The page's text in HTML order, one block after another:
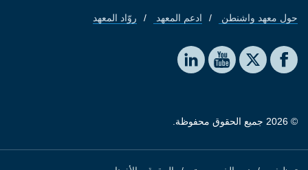
Footer quick links
حول معهد واشنطن ادعم المعهد روّاد المعهد
Social media
The Washington Institute on Facebook
The Washington Institute on X
The Washington Institute on YouTube
The Washington Institute on LinkedIn
© 2026 جميع الحقوق محفوظة.